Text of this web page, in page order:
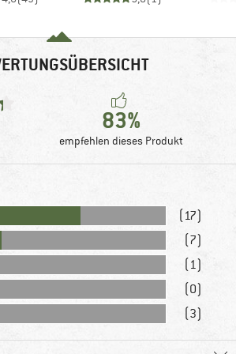
83%
empfehlen dieses Produkt
(17)
(7)
(1)
(0)
(3)